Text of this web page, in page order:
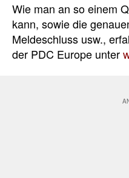
Wie man an so einem
kann, sowie die
Meldeschluss usw.,
der PDC Europe unter